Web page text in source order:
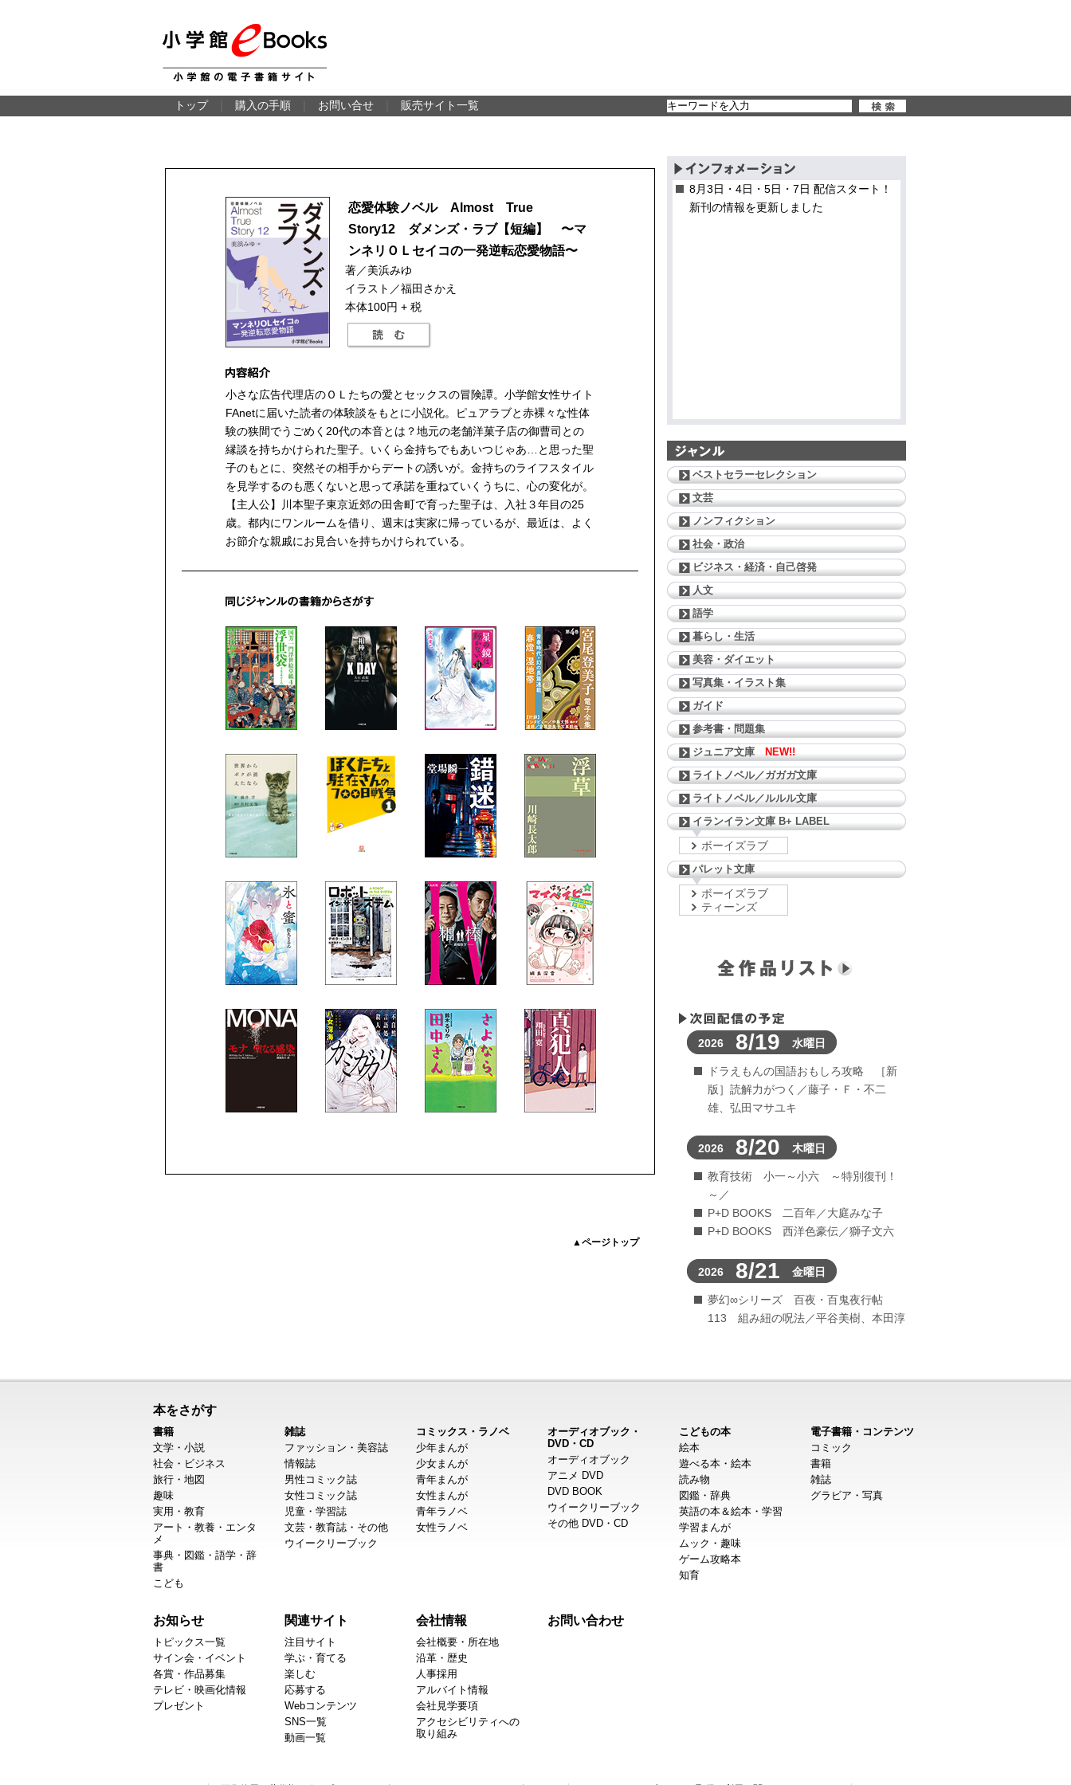
トップ 購入の手順 お問い合せ 販売サイト一覧
恋愛体験ノベル Almost True
Story12 ダメンズ・ラブ【短編】 〜マ
ンネリＯＬセイコの一発逆転恋愛物語〜
著／美浜みゆ
イラスト／福田さかえ
本体100円 + 税
小さな広告代理店のＯＬたちの愛とセックスの冒険譚。小学館女性サイト
FAnetに届いた読者の体験談をもとに小説化。ピュアラブと赤裸々な性体
験の狭間でうごめく20代の本音とは？地元の老舗洋菓子店の御曹司との
縁談を持ちかけられた聖子。いくら金持ちでもあいつじゃあ…と思った聖
子のもとに、突然その相手からデートの誘いが。金持ちのライフスタイル
を見学するのも悪くないと思って承諾を重ねていくうちに、心の変化が。
【主人公】川本聖子東京近郊の田舎町で育った聖子は、入社３年目の25
歳。都内にワンルームを借り、週末は実家に帰っているが、最近は、よく
お節介な親戚にお見合いを持ちかけられている。
▲ページトップ
8月3日・4日・5日・7日 配信スタート！
新刊の情報を更新しました
ベストセラーセレクション
文芸
ノンフィクション
社会・政治
ビジネス・経済・自己啓発
人文
語学
暮らし・生活
美容・ダイエット
写真集・イラスト集
ガイド
参考書・問題集
ジュニア文庫
NEW!!
ライトノベル／ガガガ文庫
ライトノベル／ルルル文庫
イランイラン文庫 B+ LABEL
ボーイズラブ
パレット文庫
ボーイズラブ
ティーンズ
2026 8/19 水曜日
ドラえもんの国語おもしろ攻略 ［新
版］読解力がつく／藤子・Ｆ・不二
雄、弘田マサユキ
2026 8/20 木曜日
教育技術 小一～小六 ～特別復刊！
～／
P+D BOOKS 二百年／大庭みな子
P+D BOOKS 西洋色豪伝／獅子文六
2026 8/21 金曜日
夢幻∞シリーズ 百夜・百鬼夜行帖
113 組み紐の呪法／平谷美樹、本田淳
本をさがす
書籍
文学・小説
社会・ビジネス
旅行・地図
趣味
実用・教育
アート・教養・エンタ
メ
事典・図鑑・語学・辞
書
こども
雑誌
ファッション・美容誌
情報誌
男性コミック誌
女性コミック誌
児童・学習誌
文芸・教育誌・その他
ウイークリーブック
コミックス・ラノベ
少年まんが
少女まんが
青年まんが
女性まんが
青年ラノベ
女性ラノベ
オーディオブック・
DVD・CD
オーディオブック
アニメ DVD
DVD BOOK
ウイークリーブック
その他 DVD・CD
こどもの本
絵本
遊べる本・絵本
読み物
図鑑・辞典
英語の本＆絵本・学習
学習まんが
ムック・趣味
ゲーム攻略本
知育
電子書籍・コンテンツ
コミック
書籍
雑誌
グラビア・写真
お知らせ
トピックス一覧
サイン会・イベント
各賞・作品募集
テレビ・映画化情報
プレゼント
関連サイト
注目サイト
学ぶ・育てる
楽しむ
応募する
Webコンテンツ
SNS一覧
動画一覧
会社情報
会社概要・所在地
沿革・歴史
人事採用
アルバイト情報
会社見学要項
アクセシビリティへの
取り組み
お問い合わせ